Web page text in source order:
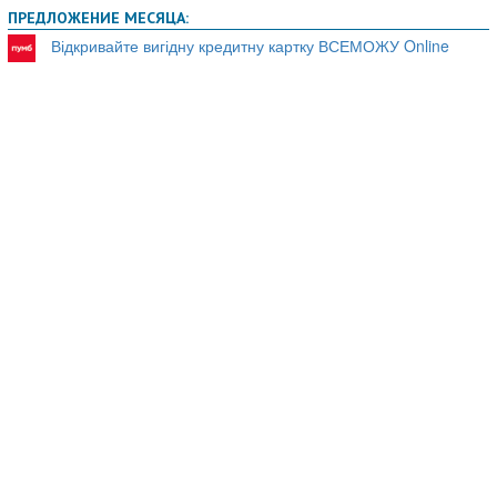
ПРЕДЛОЖЕНИЕ МЕСЯЦА:
Відкривайте вигідну кредитну картку ВСЕМОЖУ Online